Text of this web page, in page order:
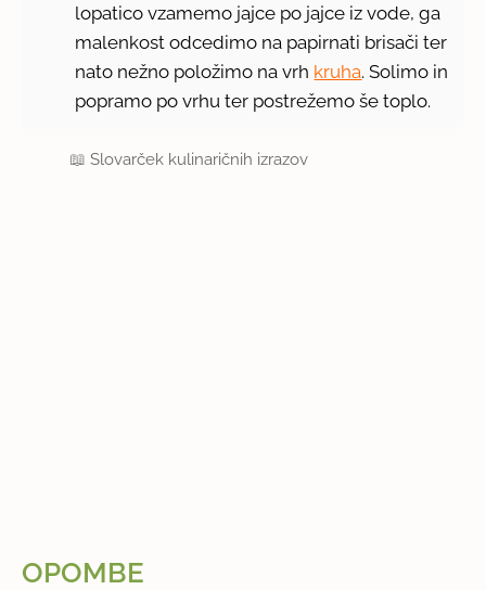
lopatico vzamemo jajce po jajce iz vode, ga
malenkost odcedimo na papirnati brisači ter
nato nežno položimo na vrh kruha. Solimo in
popramo po vrhu ter postrežemo še toplo.
📖Slovarček kulinaričnih izrazov
OPOMBE